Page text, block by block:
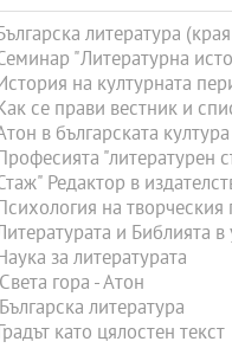
литература
"Литературна
на културната
се прави вестник и
в българската
"литературен
Редактор в
на
и Библията
за литературата
гора - Атон
литература
като цялостен текст